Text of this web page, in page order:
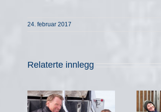
24. februar 2017
Relaterte innlegg